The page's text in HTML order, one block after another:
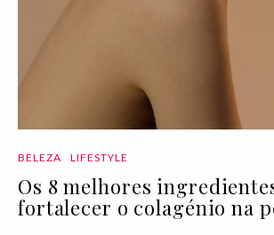
BELEZA LIFESTYLE
Os 8 melhores
fortalecer o colagénio na